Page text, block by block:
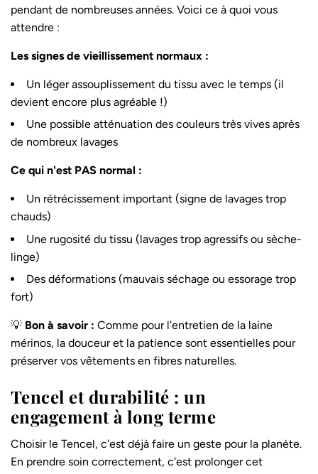
pendant de nombreuses années. Voici ce à quoi vous
attendre :
Les signes de vieillissement normaux :
Un léger assouplissement du tissu avec le temps (il
devient encore plus agréable !)
Une possible atténuation des couleurs très vives après
de nombreux lavages
Ce qui n'est PAS normal :
Un rétrécissement important (signe de lavages trop
chauds)
Une rugosité du tissu (lavages trop agressifs ou sèche-
linge)
Des déformations (mauvais séchage ou essorage trop
fort)
💡 Bon à savoir : Comme pour l'entretien de la laine
mérinos, la douceur et la patience sont essentielles pour
préserver vos vêtements en fibres naturelles.
Tencel et durabilité : un
engagement à long terme
Choisir le Tencel, c'est déjà faire un geste pour la planète.
En prendre soin correctement, c'est prolonger cet